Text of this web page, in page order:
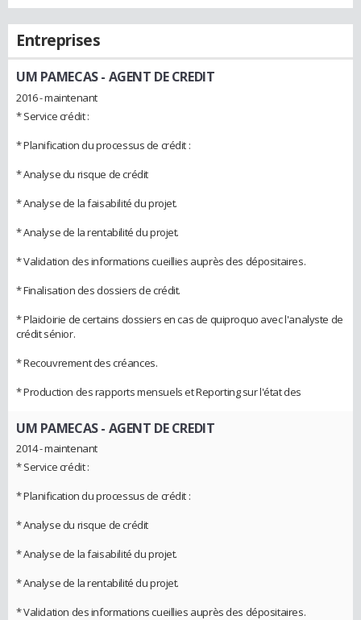
Entreprises
UM PAMECAS- AGENT DE CREDIT
2016 - maintenant
* Service crédit :
* Planification du processus de crédit :
* Analyse du risque de crédit
* Analyse de la faisabilité du projet.
* Analyse de la rentabilité du projet.
* Validation des informations cueillies auprès des dépositaires.
* Finalisation des dossiers de crédit.
* Plaidoirie de certains dossiers en cas de quiproquo avec l'analyste de
crédit sénior.
* Recouvrement des créances.
* Production des rapports mensuels et Reporting sur l'état des
UM PAMECAS- AGENT DE CREDIT
2014 - maintenant
* Service crédit :
* Planification du processus de crédit :
* Analyse du risque de crédit
* Analyse de la faisabilité du projet.
* Analyse de la rentabilité du projet.
* Validation des informations cueillies auprès des dépositaires.